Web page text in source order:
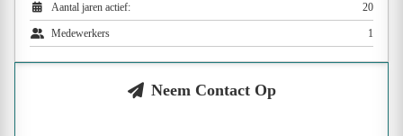
Aantal jaren actief: 20
Medewerkers 1
Neem Contact Op